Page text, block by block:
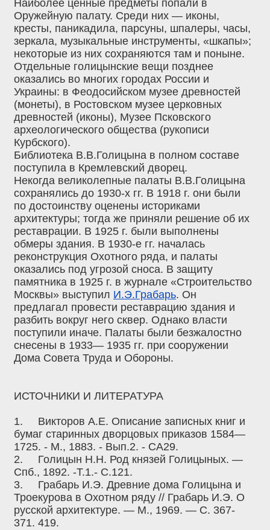
Наиболее ценные предметы попали в
Оружейную палату. Среди них — иконы,
кресты, паникадила, парсуны, шпалеры, часы,
зеркала, музыкальные инструменты, «шкапы»;
некоторые из них сохраняются там и поныне.
Отдельные голицынские вещи позднее
оказались во многих городах России и
Украины: в Феодосийском музее древностей
(монеты), в Ростовском музее церковных
древностей (иконы), Музее Псковского
археологического общества (рукописи
Курбского).
Библиотека В.В.Голицына в полном составе
поступила в Кремлевский дворец.
Некогда великолепные палаты В.В.Голицына
сохранялись до 1930-х гг. В 1918 г. они были
по достоинству оценены историками
архитектуры; тогда же приняли решение об их
реставрации. В 1925 г. были выполнены
обмеры здания. В 1930-е гг. началась
реконструкция Охотного ряда, и палаты
оказались под угрозой сноса. В защиту
памятника в 1925 г. в журнале «Строительство
Москвы» выступил И.Э.Грабарь. Он
предлагал провести реставрацию здания и
разбить вокруг него сквер. Однако власти
поступили иначе. Палаты были безжалостно
снесены в 1933— 1935 гг. при сооружении
Дома Совета Труда и Обороны.
ИСТОЧНИКИ И ЛИТЕРАТУРА
1.
Викторов А.Е. Описание записных книг и
бумаг старинных дворцовых приказов 1584—
1725. - М., 1883. - Вып.2. - СА29.
2.
Голицын Н.Н. Род князей Голицыных. —
Спб., 1892. -Т.1.- С.121.
3.
Грабарь И.Э. Древние дома Голицына и
Троекурова в Охотном ряду // Грабарь И.Э. О
русской архитектуре. — М., 1969. — С. 367-
371. 419.